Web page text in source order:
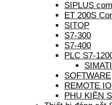
SIPLUS
ET 200S
SITOP
S7-300
S7-400
PLC S7-
SOFTWARE
REMOTE IO
PHỤ KIỆN